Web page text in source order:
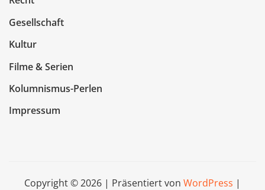
Gesellschaft
Kultur
Filme & Serien
Kolumnismus-Perlen
Impressum
Copyright © 2026 | Präsentiert von WordPress |